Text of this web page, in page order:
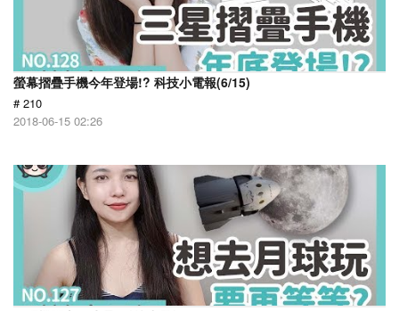
螢幕摺疊手機今年登場!? 科技小電報(6/15)
# 210
2018-06-15 02:26